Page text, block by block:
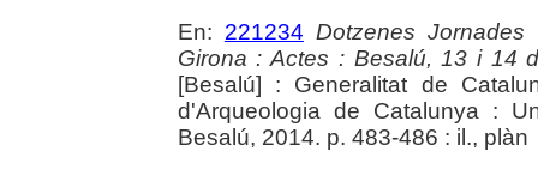
En: 221234 Dotzenes
Girona : Actes : Besalú, 13 i 14
[Besalú] : Generalitat de
d'Arqueologia de Catalunya :
Besalú, 2014. p. 483-486 : il., plàn